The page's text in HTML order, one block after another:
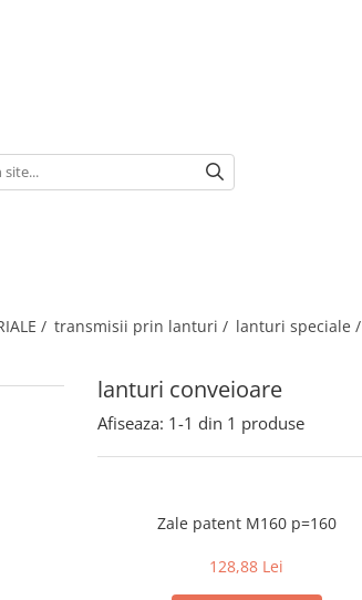
/ transmisii prin lanturi / lanturi speciale /
lanturi conveioare
Afiseaza: 1-1 din 1 produse
Zale patent M160 p=160
128,88 Lei